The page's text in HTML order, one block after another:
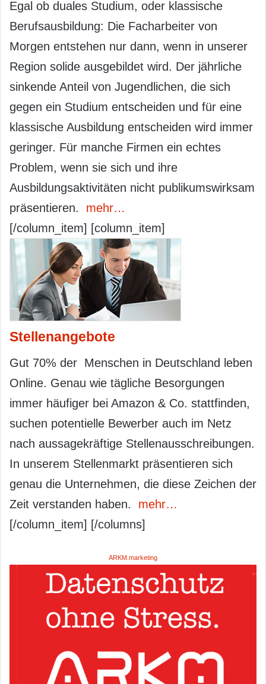
Egal ob duales Studium, oder klassische
Berufsausbildung: Die Facharbeiter von
Morgen entstehen nur dann, wenn in unserer
Region solide ausgebildet wird. Der jährliche
sinkende Anteil von Jugendlichen, die sich
gegen ein Studium entscheiden und für eine
klassische Ausbildung entscheiden wird immer
geringer. Für manche Firmen ein echtes
Problem, wenn sie sich und ihre
Ausbildungsaktivitäten nicht publikumswirksam
präsentieren. mehr…
[/column_item] [column_item]
Stellenangebote
Gut 70% der Menschen in Deutschland leben
Online. Genau wie tägliche Besorgungen
immer häufiger bei Amazon & Co. stattfinden,
suchen potentielle Bewerber auch im Netz
nach aussagekräftige Stellenausschreibungen.
In unserem Stellenmarkt präsentieren sich
genau die Unternehmen, die diese Zeichen der
Zeit verstanden haben. mehr…
[/column_item] [/columns]
ARKM.marketing